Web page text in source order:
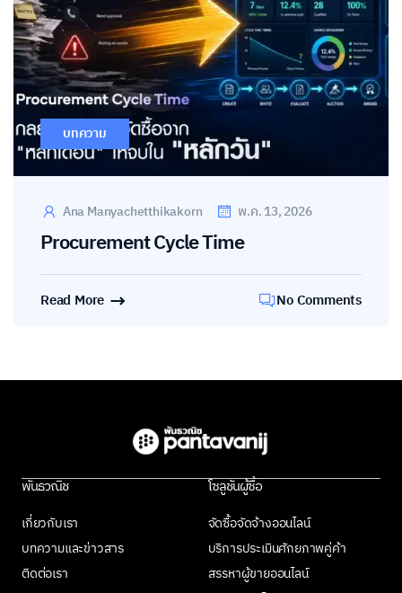
บทความ
Ana Manyachetthikakorn พ.ค. 13, 2026
Procurement Cycle Time
Read More No Comments
พันธวณิช
เกี่ยวกับเรา
บทความและข่าวสาร
ติดต่อเรา
โซลูชันผู้ซื้อ
จัดซื้อจัดจ้างออนไลน์
บริการประเมินศักยภาพคู่ค้า
สรรหาผู้ขายออนไลน์